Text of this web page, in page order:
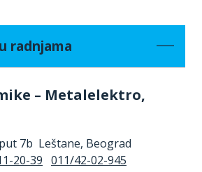
radnjama
– Metalelektro,
7b Leštane, Beograd
20-39 011/42-02-945